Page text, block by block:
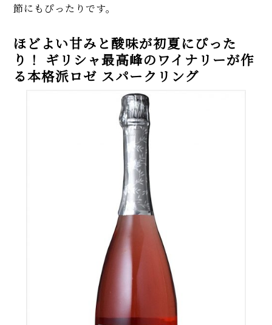
節にもぴったりです。
ほどよい甘みと酸味が初夏にぴった
り！ ギリシャ最高峰のワイナリーが作
る本格派ロゼ スパークリング